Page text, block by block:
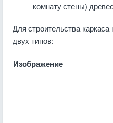
комнату стены)
Для строительства
двух типов:
Изображение